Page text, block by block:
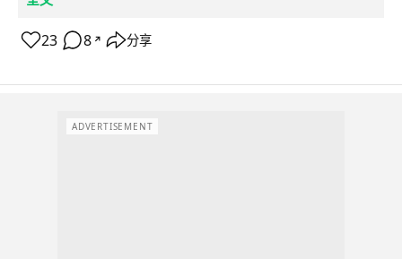
23 8 ↗ 分享
ADVERTISEMENT